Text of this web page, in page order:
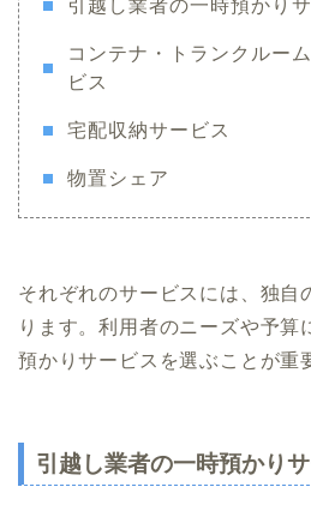
引越し業者の一時預かり
コンテナ・トランクルー
ビス
宅配収納サービス
物置シェア
それぞれのサービスには、独自
ります。利用者のニーズや予算
預かりサービスを選ぶことが重
引越し業者の一時預かり